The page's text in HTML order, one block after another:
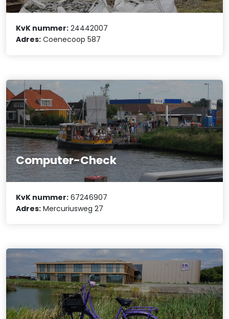
KvK nummer: 24442007
Adres: Coenecoop 587
Computer-Check
KvK nummer: 67246907
Adres: Mercuriusweg 27